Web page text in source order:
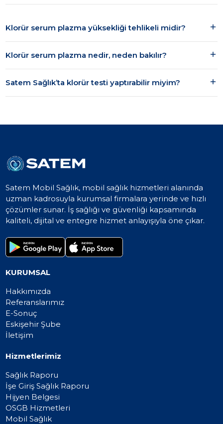
Klorür serum plazma yüksekliği tehlikeli midir?
Klorür serum plazma nedir, neden bakılır?
Satem Sağlık’ta klorür testi yaptırabilir miyim?
Satem Mobil Sağlık, mobil sağlık hizmetleri alanında
uzman kadrosuyla kurumsal firmalara yerinde ve hızlı
çözümler sunar. İş sağlığı ve güvenliği kapsamında
kaliteli, dijital ve entegre hizmet anlayışıyla öne çıkar.
KURUMSAL
Hakkımızda
Referanslarımız
E-Sonuç
Eskişehir Şube
İletişim
Hizmetlerimiz
Sağlık Raporu
İşe Giriş Sağlık Raporu
Hijyen Belgesi
OSGB Hizmetleri
Mobil Sağlık